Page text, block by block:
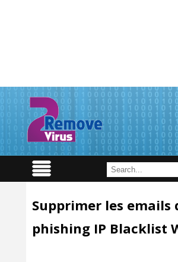
Supprimer les emails
phishing IP Blacklist